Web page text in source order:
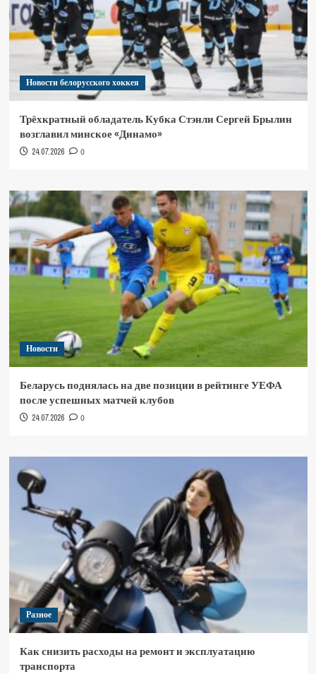
Новости белорусского хоккея
Трёхкратный обладатель Кубка Стэнли Сергей Брылин
возглавил минское «Динамо»
24.07.2026 0
Новости
Беларусь поднялась на две позиции в рейтинге УЕФА
после успешных матчей клубов
24.07.2026 0
Разное
Как снизить расходы на ремонт и эксплуатацию
транспорта